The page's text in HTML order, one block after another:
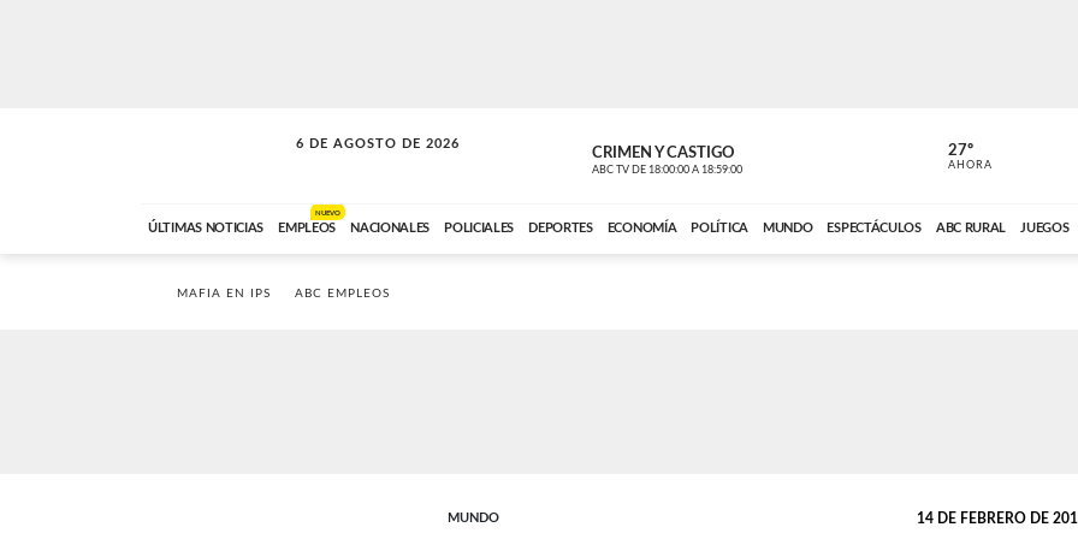
6 DE AGOSTO DE 2026
SOLO MÚSICA CRIMEN Y CASTIGO
ABC TV DE 18:00:00 A 18:59:00 ABC CARDINAL
27º
AHORA
ÚLTIMAS NOTICIAS EMPLEOS
NUEVO
NACIONALES POLICIALES DEPORTES ECONOMÍA POLÍTICA MUNDO ESPECTÁCULOS ABC RURAL JUEGOS
MAFIA EN IPS ABC EMPLEOS
MUNDO 14 DE FEBRERO DE